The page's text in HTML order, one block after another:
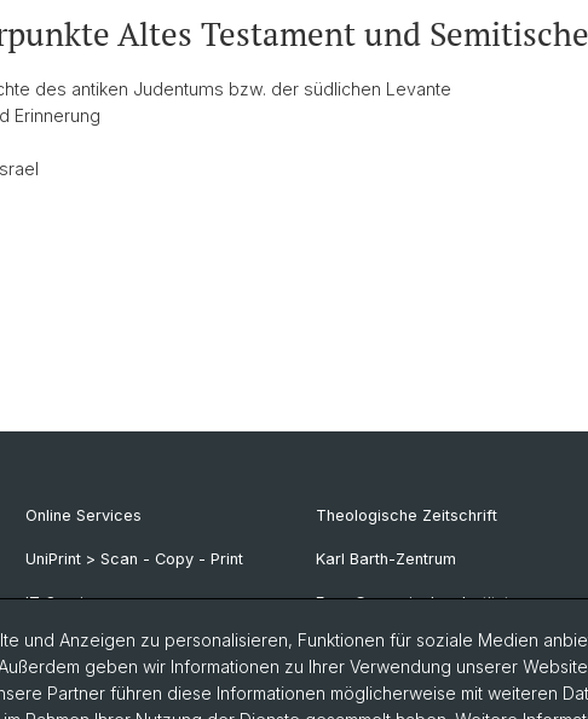
Mobilität
Fakultät Unterstützung im Doktorat
Habilitation
Forschungsgruppe CORPUS
Auszeichnungen
Fakultätstagung
Altes Testament und
des antiken Judentums bzw. der südlichen Levante
Erinnerung
Online Services
UniPrint > Scan - Copy - Print
IT-Services
Theologische Zeitschrift
Karl Barth-Zentrum
Frey-Grynaeisches Institut
und Anzeigen zu personalisieren, Funktionen für soziale Medien
geben wir Informationen zu Ihrer Verwendung unserer
Partner führen diese Informationen möglicherweise mit weiteren